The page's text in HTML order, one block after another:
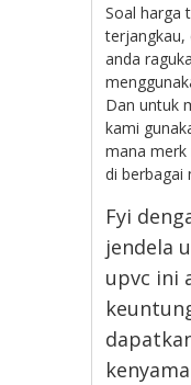
Soal harga
terjangkau,
anda
Dan untuk
kami
mana merk
di berbagai
Fyi
jendela
upvc ini